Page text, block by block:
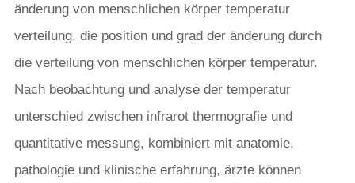
änderung von menschlichen körper temperatur
verteilung, die position und grad der änderung durch
die verteilung von menschlichen körper temperatur.
Nach beobachtung und analyse der temperatur
unterschied zwischen infrarot thermografie und
quantitative messung, kombiniert mit anatomie,
pathologie und klinische erfahrung, ärzte können